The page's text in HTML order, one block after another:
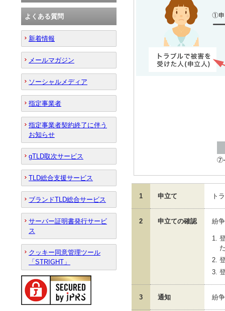
1 申立て ト
2 申立ての確認 紛
1.
2.
3.
3 通知 紛
よくある質問
新着情報
メールマガジン
ソーシャルメディア
指定事業者
指定事業者契約終了に伴う
お知らせ
gTLD取次サービス
TLD総合支援サービス
ブランドTLD総合サービス
サーバー証明書発行サービ
ス
クッキー同意管理ツール
「STRIGHT」